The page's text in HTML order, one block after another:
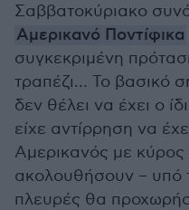
Σαββατοκύριακο
Αμερικανό Ποντίφικα
συγκεκριμένη
τραπέζι… Το βασικό
δεν θέλει να έχει ο
είχε αντίρρηση να
Αμερικανός με
ακολουθήσουν – υπό
πλευρές θα